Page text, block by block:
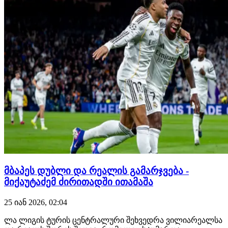
მბაპეს დუბლი და რეალის გამარჯვება -
მიქაუტაძემ ძირითადში ითამაშა
25 იან 2026, 02:04
ლა ლიგის ტურის ცენტრალური შეხვედრა ვილიარეალსა